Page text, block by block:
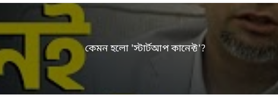
কেমন হলো 'স্টার্টআপ কানেক্ট'?